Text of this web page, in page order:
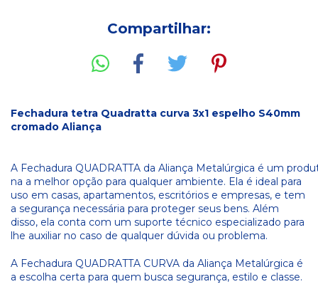
Compartilhar:
Fechadura tetra Quadratta curva 3x1 espelho S40mm
cromado Aliança
A Fechadura QUADRATTA da Aliança Metalúrgica é um prod
na a melhor opção para qualquer ambiente. Ela é ideal para
uso em casas, apartamentos, escritórios e empresas, e tem
a segurança necessária para proteger seus bens. Além
disso, ela conta com um suporte técnico especializado para
lhe auxiliar no caso de qualquer dúvida ou problema.
A Fechadura QUADRATTA CURVA da Aliança Metalúrgica é
a escolha certa para quem busca segurança, estilo e classe.